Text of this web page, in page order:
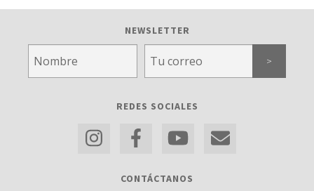
NEWSLETTER
REDES SOCIALES
CONTÁCTANOS